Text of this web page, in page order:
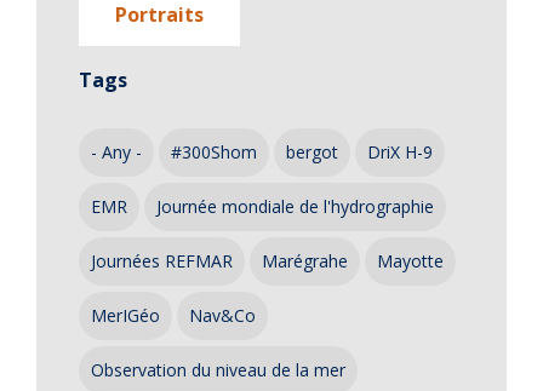
Portraits
Tags
- Any - #300Shom bergot DriX H-9
EMR Journée mondiale de l'hydrographie
Journées REFMAR Marégrahe Mayotte
MerIGéo Nav&Co
Observation du niveau de la mer